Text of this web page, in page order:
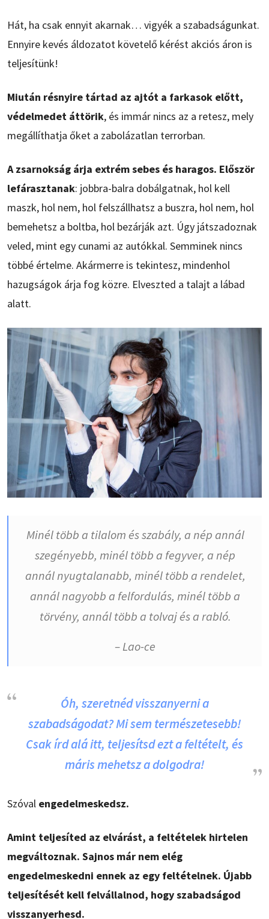
Hát, ha csak ennyit akarnak… vigyék a szabadságunkat.
Ennyire kevés áldozatot követelő kérést akciós áron is
teljesítünk!
Miután résnyire tártad az ajtót a farkasok előtt,
védelmedet áttörik, és immár nincs az a retesz, mely
megállíthatja őket a zabolázatlan terrorban.
A zsarnokság árja extrém sebes és haragos. Először
lefárasztanak: jobbra-balra dobálgatnak, hol kell
maszk, hol nem, hol felszállhatsz a buszra, hol nem, hol
bemehetsz a boltba, hol bezárják azt. Úgy játszadoznak
veled, mint egy cunami az autókkal. Semminek nincs
többé értelme. Akármerre is tekintesz, mindenhol
hazugságok árja fog közre. Elveszted a talajt a lábad
alatt.
Minél több a tilalom és szabály, a nép annál
szegényebb, minél több a fegyver, a nép
annál nyugtalanabb, minél több a rendelet,
annál nagyobb a felfordulás, minél több a
törvény, annál több a tolvaj és a rabló.
– Lao-ce
Óh, szeretnéd visszanyerni a
szabadságodat? Mi sem természetesebb!
Csak írd alá itt, teljesítsd ezt a feltételt, és
máris mehetsz a dolgodra!
Szóval engedelmeskedsz.
Amint teljesíted az elvárást, a feltételek hirtelen
megváltoznak. Sajnos már nem elég
engedelmeskedni ennek az egy feltételnek. Újabb
teljesítését kell felvállalnod, hogy szabadságod
visszanyerhesd.